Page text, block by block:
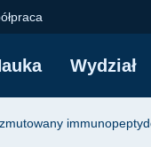
Wydział